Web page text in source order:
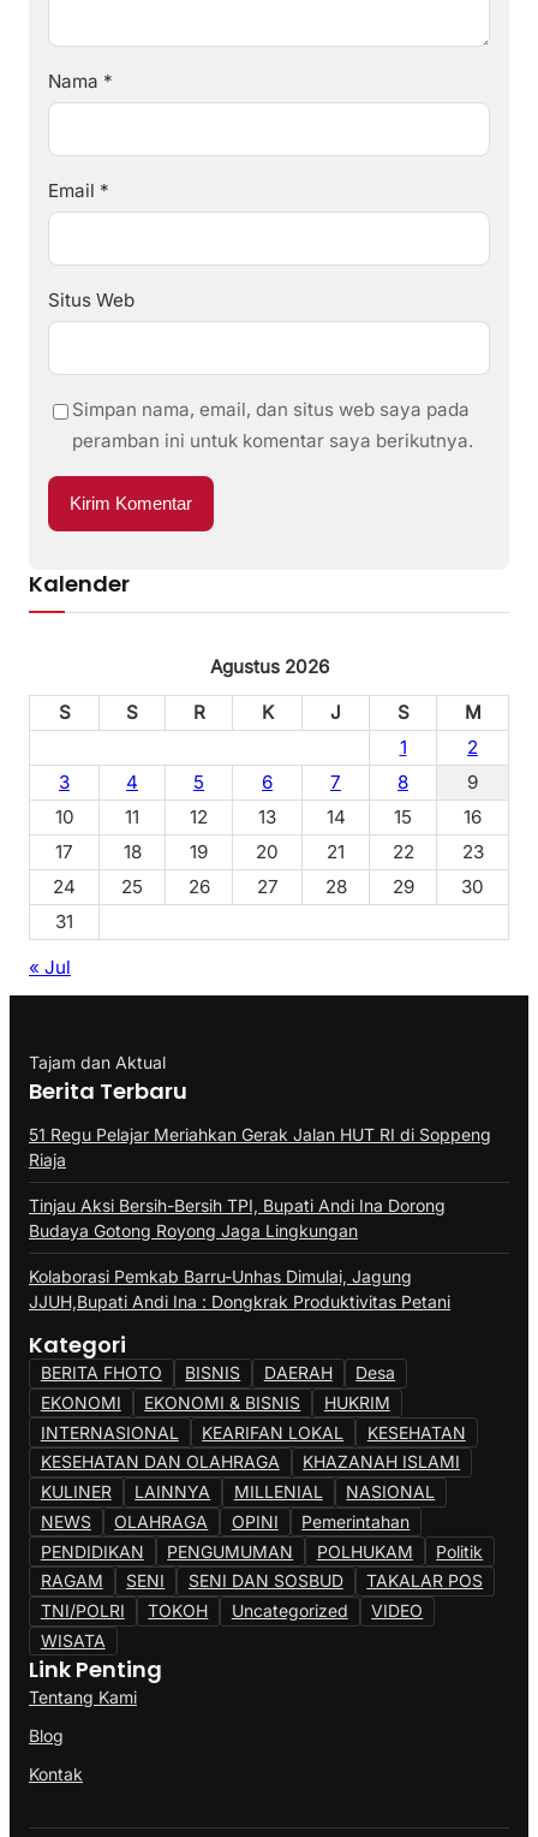
Nama *
Email *
Situs Web
Simpan nama, email, dan situs web saya pada
peramban ini untuk komentar saya berikutnya.
Kalender
Agustus 2026
S
S R K J S
M
1
2
3
4 5 6 7 8
9
10
11 12 13 14 15
16
17
18 19 20 21 22
23
24
25 26 27 28 29
30
31
« Jul
Tajam dan Aktual
Berita Terbaru
51 Regu Pelajar Meriahkan Gerak Jalan HUT RI di Soppeng
Riaja
Tinjau Aksi Bersih-Bersih TPI, Bupati Andi Ina Dorong
Budaya Gotong Royong Jaga Lingkungan
Kolaborasi Pemkab Barru-Unhas Dimulai, Jagung
JJUH,Bupati Andi Ina : Dongkrak Produktivitas Petani
Kategori
BERITA FHOTO BISNIS DAERAH
Desa
EKONOMI
EKONOMI & BISNIS
HUKRIM
INTERNASIONAL
KEARIFAN LOKAL
KESEHATAN
KESEHATAN DAN OLAHRAGA
KHAZANAH ISLAMI
KULINER
LAINNYA MILLENIAL
NASIONAL
NEWS
OLAHRAGA OPINI
Pemerintahan
PENDIDIKAN
PENGUMUMAN POLHUKAM
Politik
RAGAM
SENI SENI DAN SOSBUD
TAKALAR POS
TNI/POLRI
TOKOH Uncategorized
VIDEO
WISATA
Link Penting
Tentang Kami
Blog
Kontak